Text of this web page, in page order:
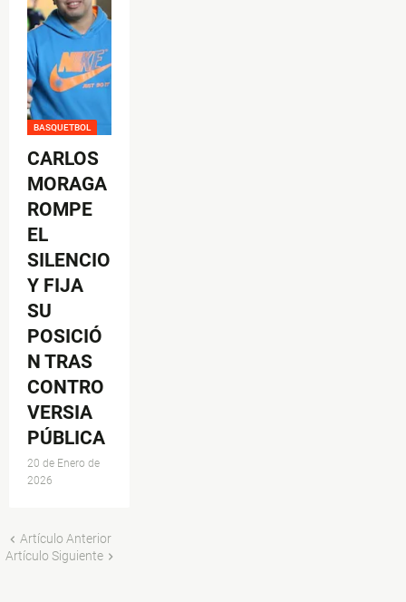
BASQUETBOL
CARLOS
MORAGA
ROMPE
EL
SILENCIO
Y FIJA
SU
POSICIÓ
N TRAS
CONTRO
VERSIA
PÚBLICA
20 de Enero de
2026
Artículo Anterior
Artículo Siguiente